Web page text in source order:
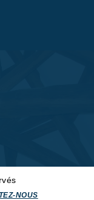
NOUS